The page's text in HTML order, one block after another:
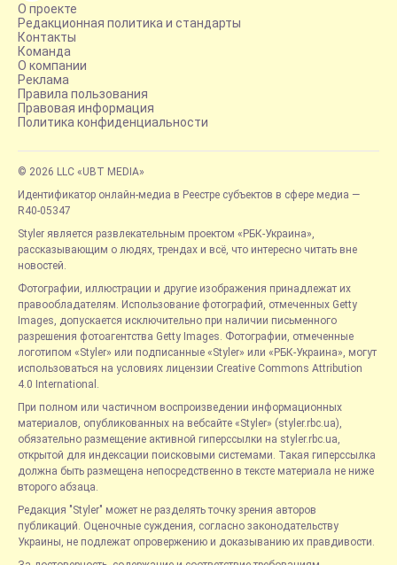
О проекте
Редакционная политика и стандарты
Контакты
Команда
О компании
Реклама
Правила пользования
Правовая информация
Политика конфиденциальности
© 2026 LLC «UBT MEDIA»
Идентификатор онлайн-медиа в Реестре субъектов в сфере медиа —
R40-05347
Styler является развлекательным проектом «РБК-Украина»,
рассказывающим о людях, трендах и всё, что интересно читать вне
новостей.
Фотографии, иллюстрации и другие изображения принадлежат их
правообладателям. Использование фотографий, отмеченных Getty
Images, допускается исключительно при наличии письменного
разрешения фотоагентства Getty Images. Фотографии, отмеченные
логотипом «Styler» или подписанные «Styler» или «РБК-Украина», могут
использоваться на условиях лицензии Creative Commons Attribution
4.0 International.
При полном или частичном воспроизведении информационных
материалов, опубликованных на вебсайте «Styler» (styler.rbc.ua),
обязательно размещение активной гиперссылки на styler.rbc.ua,
открытой для индексации поисковыми системами. Такая гиперссылка
должна быть размещена непосредственно в тексте материала не ниже
второго абзаца.
Редакция "Styler" может не разделять точку зрения авторов
публикаций. Оценочные суждения, согласно законодательству
Украины, не подлежат опровержению и доказыванию их правдивости.